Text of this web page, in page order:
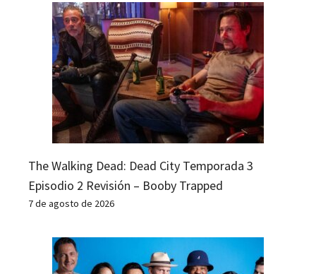
The Walking Dead: Dead City Temporada 3
Episodio 2 Revisión – Booby Trapped
7 de agosto de 2026